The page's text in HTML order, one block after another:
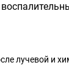
лучевой и